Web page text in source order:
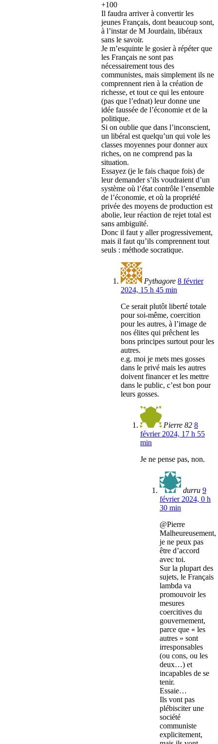
+100
Il faudra arriver à convertir les
jeunes Français, dont beaucoup sont,
à l’instar de M Jourdain, libéraux
sans le savoir.
Je m’esquinte le gosier à répéter que
les Français ne sont pas
nécessairement tous des
communistes, mais simplement ils ne
comprennent rien à la création de
richesse, et tout ce qui les entoure
(pas que l’ednat) leur donne une
idée faussée de l’économie et de la
politique.
Si on oublie que dans l’inconscient,
un libéral est quelqu’un qui vole les
classes moyennes pour donner aux
riches, on ne comprend pas la
situation.
Essayez (je le fais chaque fois) de
leur demander s’ils voudraient d’un
système où l’état contrôle l’ensemble
de l’économie, et où la propriété
privée des moyens de production est
abolie, leur réaction de rejet total est
sans ambiguïté.
Donc il faut y aller progressivement,
mais il faut qu’ils comprennent tout
seuls : méthode socratique.
Pythagore 8 février
2024, 15 h 45 min
Ce serait plutôt liberté totale
pour soi-même, coercition
pour les autres, à l’image de
nos élites qui prêchent les
bons principes surtout pour les
autres.
e.g. moi je mets mes gosses
dans le privé mais les autres
doivent financer et les mettre
dans le public, c’est bon pour
leurs gosses.
Pierre 82 8
février 2024, 17 h 55
min
Je ne pense pas, non.
durru 9
février 2024, 0 h
30 min
@Pierre
Malheureusement,
je ne peux pas
être d’accord
avec toi.
Sur la plupart des
sujets, le Français
lambda va
promouvoir les
mesures
coercitives du
gouvernement,
parce que « les
autres » sont
irresponsables
(ou cons, ou les
deux…) et
incapables de se
tenir.
Essaie…
Ils vont pas
plébisciter une
société
communiste
explicitement,